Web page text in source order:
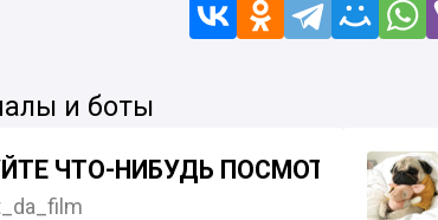
и боты
ЧТО-НИБУДЬ ПОСМОТРЕТЬ